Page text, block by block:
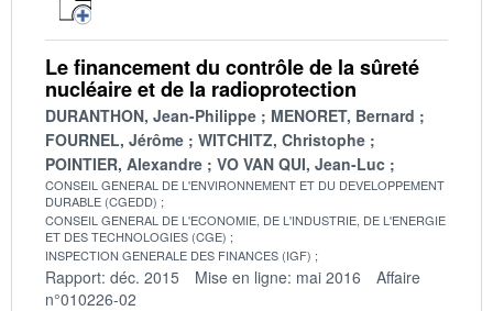
Le financement du contrôle de la sûreté
nucléaire et de la radioprotection
DURANTHON, Jean-Philippe
MENORET, Bernard
FOURNEL, Jérôme
WITCHITZ, Christophe
POINTIER, Alexandre
VO VAN QUI, Jean-Luc
CONSEIL GENERAL DE L'ENVIRONNEMENT ET DU DEVELOPPEMENT
DURABLE (CGEDD)
CONSEIL GENERAL DE L'ECONOMIE, DE L'INDUSTRIE, DE L'ENERGIE
ET DES TECHNOLOGIES (CGE)
INSPECTION GENERALE DES FINANCES (IGF)
Rapport: déc. 2015 Mise en ligne: mai 2016
Affaire
n°010226-02